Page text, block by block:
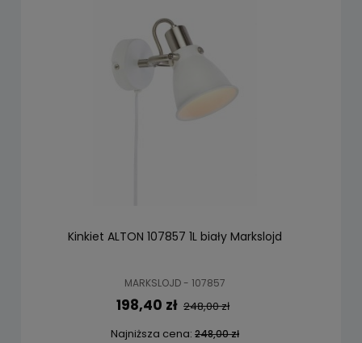
Kinkiet ALTON 107857 1L biały Markslojd
MARKSLOJD - 107857
198,40 zł 248,00 zł
Najniższa cena: 248,00 zł